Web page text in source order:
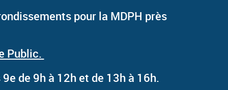
pour la MDPH près
Public.
de 9h à 12h et de 13h à 16h.